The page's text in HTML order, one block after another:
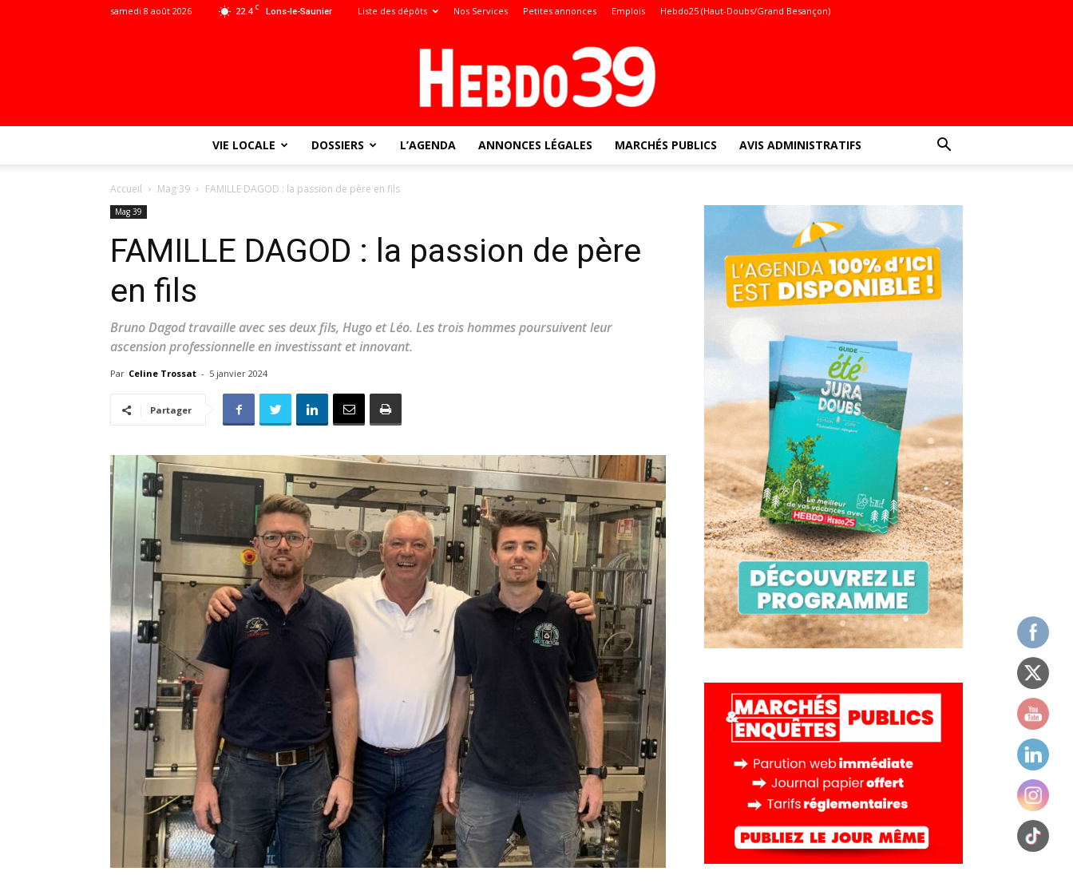
22.4 C Lons-le-Saunier
samedi 8 août 2026 Liste des dépôts Nos Services Petites annonces Emplois Hebdo25 (Haut-Doubs/Grand Besançon)
l'info
locale
Hebdo39
VIE LOCALE DOSSIERS L’AGENDA ANNONCES LÉGALES MARCHÉS PUBLICS AVIS ADMINISTRATIFS
Accueil Mag 39 FAMILLE DAGOD : la passion de père en fils
Mag 39
FAMILLE DAGOD : la passion de père
en fils
Bruno Dagod travaille avec ses deux fils, Hugo et Léo. Les trois hommes poursuivent leur
ascension professionnelle en investissant et innovant.
Par Celine Trossat - 5 janvier 2024
Partager